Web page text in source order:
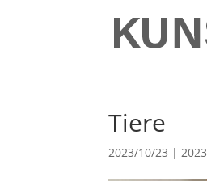
Tiere
2023/10/23 |